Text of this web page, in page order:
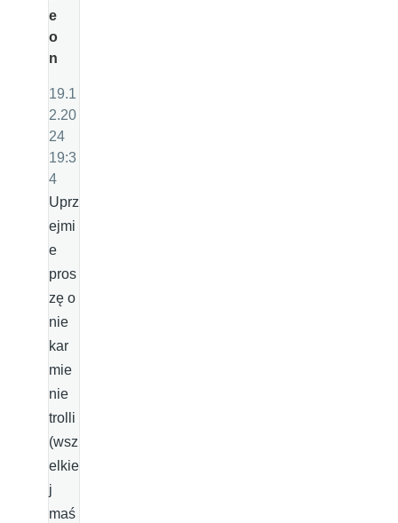
e
o
n
19.1
2.20
24
19:3
4
Uprz
ejmi
e
pros
zę o
nie
kar
mie
nie
trolli
(wsz
elkie
j
maś